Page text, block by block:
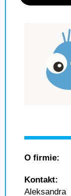
O firmie:
Kontakt:
Aleksandra